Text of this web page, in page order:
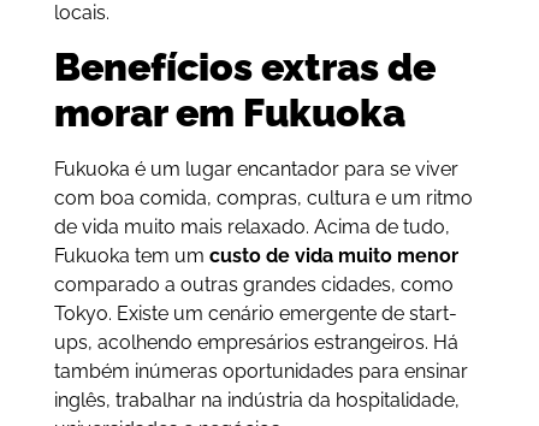
locais.
Benefícios extras de
morar em Fukuoka
Fukuoka é um lugar encantador para se viver
com boa comida, compras, cultura e um ritmo
de vida muito mais relaxado. Acima de tudo,
Fukuoka tem um custo de vida muito menor
comparado a outras grandes cidades, como
Tokyo. Existe um cenário emergente de start-
ups, acolhendo empresários estrangeiros. Há
também inúmeras oportunidades para ensinar
inglês, trabalhar na indústria da hospitalidade,